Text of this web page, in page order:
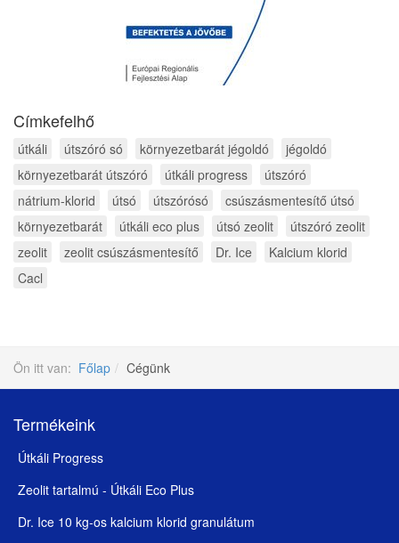
Címkefelhő
útkáli útszóró só környezetbarát jégoldó
jégoldó
környezetbarát útszóró
útkáli progress
útszóró
nátrium-klorid
útsó útszórósó
csúszásmentesítő útsó
környezetbarát
útkáli eco plus útsó zeolit
útszóró zeolit
zeolit
zeolit csúszásmentesítő Dr. Ice
Kalcium klorid
Cacl
Ön itt van: Főlap Cégünk
Termékeink
Útkáli Progress
Zeolit tartalmú - Útkáli Eco Plus
Dr. Ice 10 kg-os kalcium klorid granulátum